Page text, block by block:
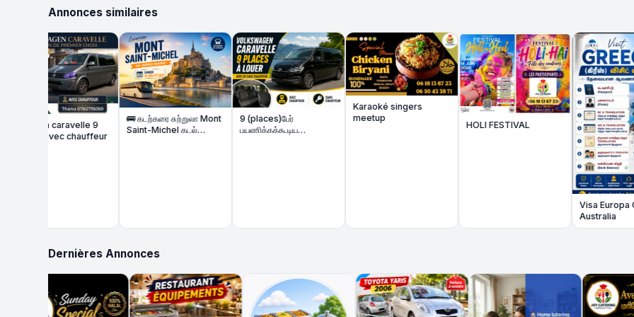
Annonces similaires
caravelle 9
chauffeur
🚌 கடற்கரை சுற்றுலா Mont
Saint-Michel கடல்
நடுவில் அதிசய கோவில்.
9 (places)பேர்
பயணிக்கக்கூடிய
Karaoké singers
HOLI FESTIVAL
Dernières Annonces